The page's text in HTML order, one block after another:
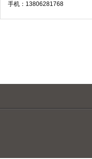
手机：13806281768